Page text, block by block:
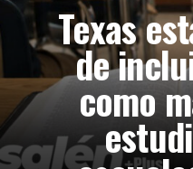
Texas
de
como